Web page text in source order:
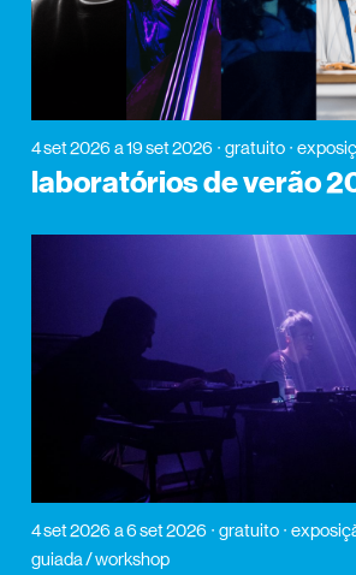
4 set 2026 a 19 set 2026 gratuito
laboratórios de verão
4 set 2026 a 6 set 2026 gratuito
guiada / workshop